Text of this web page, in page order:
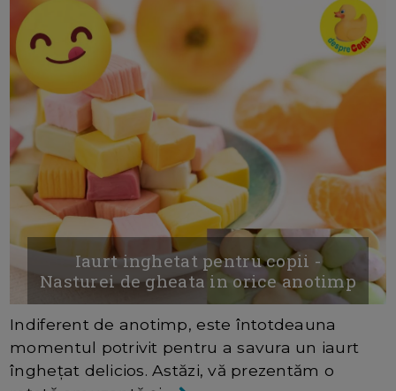
Iaurt inghetat pentru copii -
Nasturei de gheata in orice anotimp
Indiferent de anotimp, este întotdeauna
momentul potrivit pentru a savura un iaurt
înghețat delicios. Astăzi, vă prezentăm o